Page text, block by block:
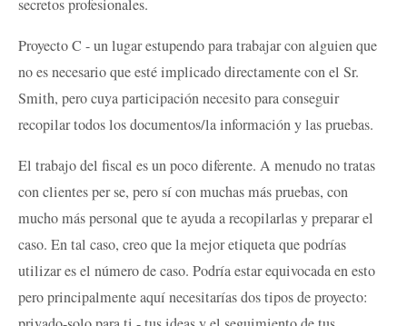
secretos profesionales.
Proyecto C - un lugar estupendo para trabajar con alguien que
no es necesario que esté implicado directamente con el Sr.
Smith, pero cuya participación necesito para conseguir
recopilar todos los documentos/la información y las pruebas.
El trabajo del fiscal es un poco diferente. A menudo no tratas
con clientes per se, pero sí con muchas más pruebas, con
mucho más personal que te ayuda a recopilarlas y preparar el
caso. En tal caso, creo que la mejor etiqueta que podrías
utilizar es el número de caso. Podría estar equivocada en esto
pero principalmente aquí necesitarías dos tipos de proyecto: